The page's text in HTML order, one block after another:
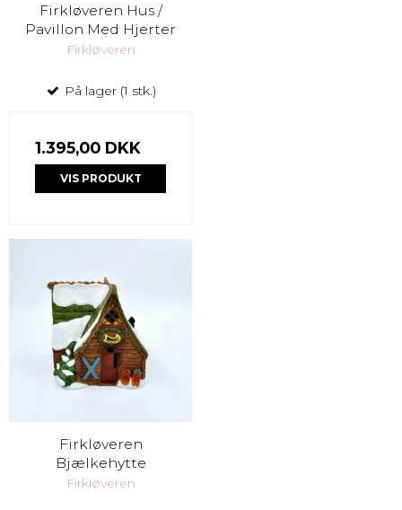
Firkløveren Hus /
Pavillon Med Hjerter
Firkløveren
På lager (1 stk.)
1.395,00 DKK
VIS PRODUKT
Firkløveren
Bjælkehytte
Firkløveren